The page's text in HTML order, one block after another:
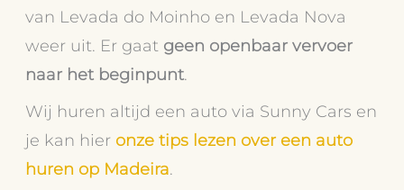
van Levada do Moinho en Levada Nova
weer uit. Er gaat geen openbaar vervoer
naar het beginpunt.
Wij huren altijd een auto via Sunny Cars en
je kan hier onze tips lezen over een auto
huren op Madeira.